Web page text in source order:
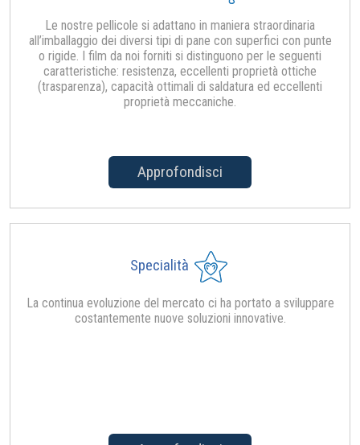
Le nostre pellicole si adattano in maniera straordinaria
all’imballaggio dei diversi tipi di pane con superfici con punte
o rigide. I film da noi forniti si distinguono per le seguenti
caratteristiche: resistenza, eccellenti proprietà ottiche
(trasparenza), capacità ottimali di saldatura ed eccellenti
proprietà meccaniche.
Approfondisci
Specialità
La continua evoluzione del mercato ci ha portato a sviluppare
costantemente nuove soluzioni innovative.